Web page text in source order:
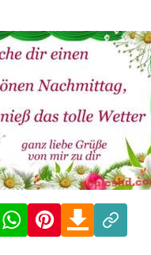
WhatsAppPinterestDownload
Link